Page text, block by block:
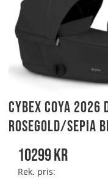
Cybex Coya 2026
Rosegold/Sepia
10299kr
Rek. pris: